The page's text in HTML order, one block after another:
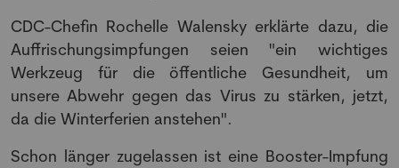
CDC-Chefin Rochelle Walensky erklärte dazu, die
Auffrischungsimpfungen seien "ein wichtiges
Werkzeug für die öffentliche Gesundheit, um
unsere Abwehr gegen das Virus zu stärken, jetzt,
da die Winterferien anstehen".
Schon länger zugelassen ist eine Booster-Impfung